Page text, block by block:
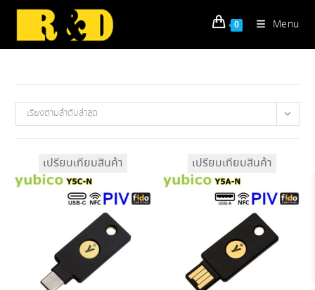
Skip
content
0 Menu
เรียงตามลำดับล่าสุด
เปรียบเทียบสินค้า เปรียบเทียบสินค้า